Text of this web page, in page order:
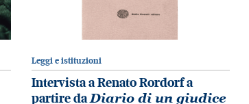
Leggi e istituzioni
Intervista a Renato Rordorf a
partire daDiario di un giudice